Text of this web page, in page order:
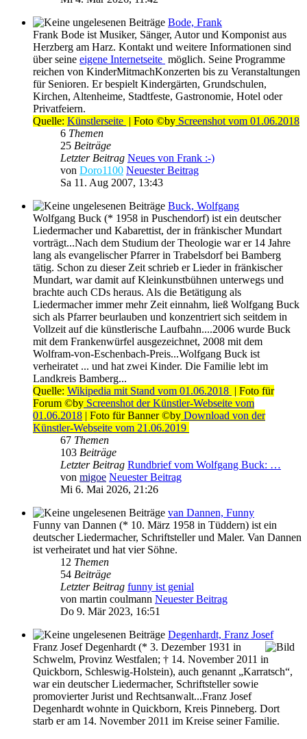
Bode, Frank
Frank Bode ist Musiker, Sänger, Autor und Komponist aus
Herzberg am Harz. Kontakt und weitere Informationen sind
über seine eigene Internetseite möglich. Seine Programme
reichen von KinderMitmachKonzerten bis zu Veranstaltungen
für Senioren. Er bespielt Kindergärten, Grundschulen,
Kirchen, Altenheime, Stadtfeste, Gastronomie, Hotel oder
Privatfeiern.
Quelle: Künstlerseite | Foto ©by Screenshot vom 01.06.2018
6 Themen
25 Beiträge
Letzter Beitrag Neues von Frank :-)
von Doro1100 Neuester Beitrag
Sa 11. Aug 2007, 13:43
Buck, Wolfgang
Wolfgang Buck (* 1958 in Puschendorf) ist ein deutscher
Liedermacher und Kabarettist, der in fränkischer Mundart
vorträgt...Nach dem Studium der Theologie war er 14 Jahre
lang als evangelischer Pfarrer in Trabelsdorf bei Bamberg
tätig. Schon zu dieser Zeit schrieb er Lieder in fränkischer
Mundart, war damit auf Kleinkunstbühnen unterwegs und
brachte auch CDs heraus. Als die Betätigung als
Liedermacher immer mehr Zeit einnahm, ließ Wolfgang Buck
sich als Pfarrer beurlauben und konzentriert sich seitdem in
Vollzeit auf die künstlerische Laufbahn....2006 wurde Buck
mit dem Frankenwürfel ausgezeichnet, 2008 mit dem
Wolfram-von-Eschenbach-Preis...Wolfgang Buck ist
verheiratet ... und hat zwei Kinder. Die Familie lebt im
Landkreis Bamberg...
Quelle: Wikipedia mit Stand vom 01.06.2018 | Foto für
Forum ©by Screenshot der Künstler-Webseite vom
01.06.2018 | Foto für Banner ©by Download von der
Künstler-Webseite vom 21.06.2019
67 Themen
103 Beiträge
Letzter Beitrag Rundbrief vom Wolfgang Buck: …
von migoe Neuester Beitrag
Mi 6. Mai 2026, 21:26
van Dannen, Funny
Funny van Dannen (* 10. März 1958 in Tüddern) ist ein
deutscher Liedermacher, Schriftsteller und Maler. Van Dannen
ist verheiratet und hat vier Söhne.
12 Themen
54 Beiträge
Letzter Beitrag funny ist genial
von martin coulmann Neuester Beitrag
Do 9. Mär 2023, 16:51
Degenhardt, Franz Josef
Franz Josef Degenhardt (* 3. Dezember 1931 in
Schwelm, Provinz Westfalen; † 14. November 2011 in
Quickborn, Schleswig-Holstein), auch genannt „Karratsch“,
war ein deutscher Liedermacher, Schriftsteller sowie
promovierter Jurist und Rechtsanwalt...Franz Josef
Degenhardt wohnte in Quickborn, Kreis Pinneberg. Dort
starb er am 14. November 2011 im Kreise seiner Familie.